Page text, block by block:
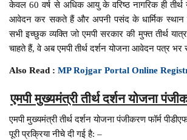
केवल 60 वर्ष से अधिक आयु के वरिष्ठ नागरिक ही
आवेदन कर सकते हैं और अपनी पसंद के धार्मिक
सभी इच्छुक व्यक्ति जो एमपी सरकार की मुफ्त तीर्थ
चाहते हैं, वे अब एमपी तीर्थ दर्शन योजना आवेदन पत्र
Also Read :MP Rojgar Portal Online
एमपी मुख्यमंत्री तीर्थ दर्शन योजना
एमपी मुख्यमंत्री तीर्थ दर्शन योजना पंजीकरण फॉर्म
पूरी प्रक्रिया नीचे दी गई है: –